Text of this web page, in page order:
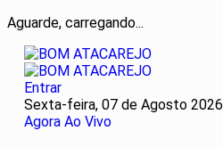
Aguarde, carregando...
Entrar
Sexta-feira, 07 de Agosto 2026
Agora Ao Vivo